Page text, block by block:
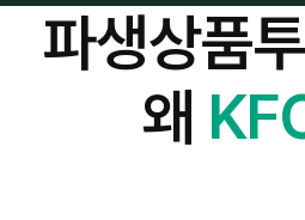
파생상품
왜